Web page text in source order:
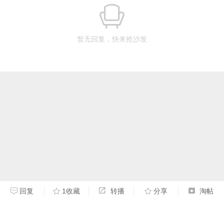
暂无回复，快来抢沙发
回复 1收藏 转播 分享 淘帖